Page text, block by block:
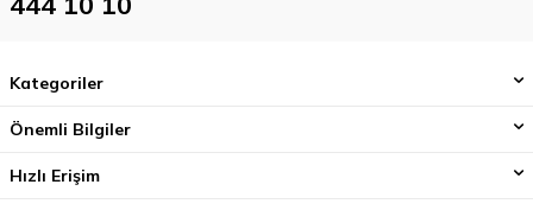
Kategoriler
Önemli Bilgiler
Hızlı Erişim